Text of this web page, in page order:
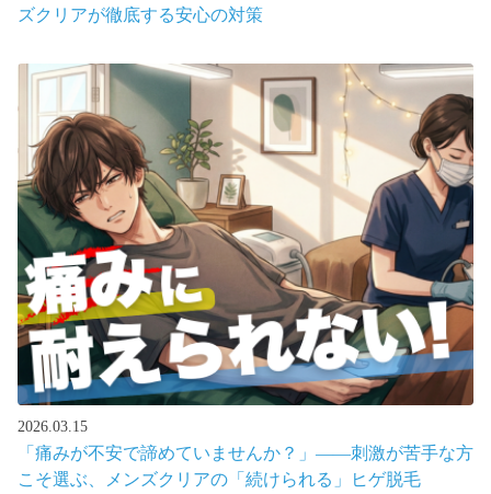
ズクリアが徹底する安心の対策
2026.03.15
「痛みが不安で諦めていませんか？」――刺激が苦手な方
こそ選ぶ、メンズクリアの「続けられる」ヒゲ脱毛